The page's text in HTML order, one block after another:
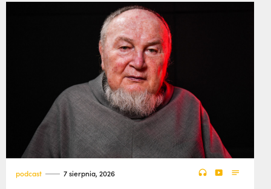
podcast 7 sierpnia, 2026